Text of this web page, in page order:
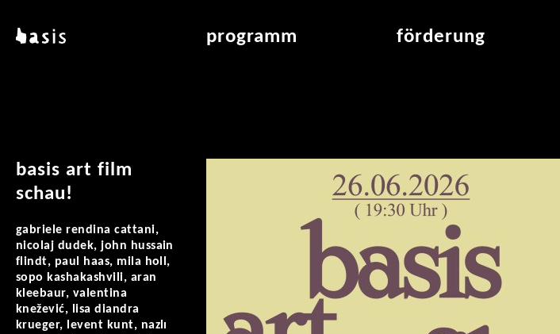
basis programm förderung
basis art film
schau!
gabriele rendina cattani,
nicolaj dudek, john hussain
flindt, paul haas, mila holl,
sopo kashakashvili, aran
kleebaur, valentina
knežević, lisa diandra
krueger, levent kunt, nazlı